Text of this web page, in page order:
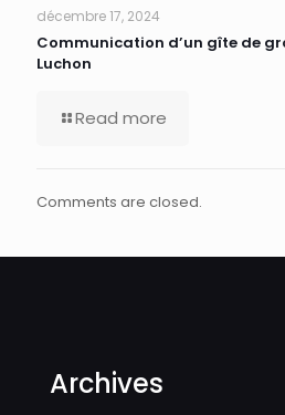
décembre 17, 2024
Communication d’un gîte de
Luchon
Read more
Comments are closed.
Archives